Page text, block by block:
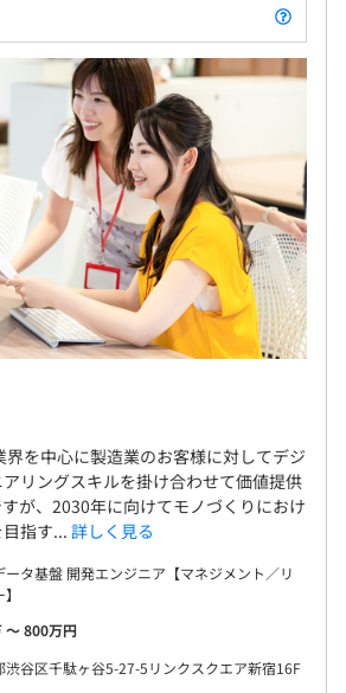
を中心に製造業のお客様に対してデジ
リングスキルを掛け合わせて価値提供
が、2030年に向けてモノづくりにおけ
指す... 詳しく見る
ータ基盤 開発エンジニア【マネジメント／リ
〜 800万円
渋谷区千駄ヶ谷5-27-5リンクスクエア新宿16F